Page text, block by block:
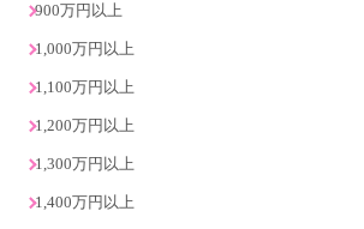
900万円以上
1,000万円以上
1,100万円以上
1,200万円以上
1,300万円以上
1,400万円以上